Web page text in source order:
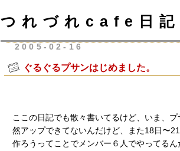
つれづれcafe日記
2005-02-16
ぐるぐるプサンはじめました。
ここの日記でも散々書いてるけど、いま、
然アップできてないんだけど、また18日〜
作ろうってことでメンバー６人でやってる